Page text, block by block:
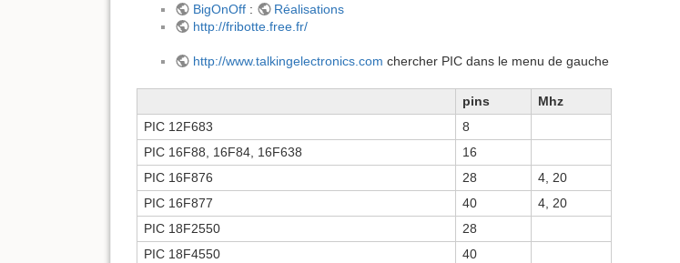
BigOnOff:
Réalisations
http://fribotte.free.fr/
http://www.talkingelectronics.com chercher PIC dans le menu de gauche
pins
Mhz
PIC 12F683
8
PIC 16F88, 16F84, 16F638
16
PIC 16F876
28
4, 20
PIC 16F877
40
4, 20
PIC 18F2550
28
PIC 18F4550
40